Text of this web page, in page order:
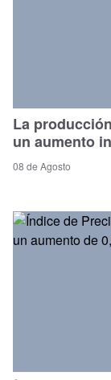
La
un aumento
08 de Agosto